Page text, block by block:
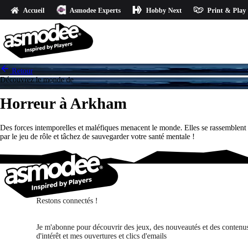
Accueil Asmodee Experts Hobby Next Print & Play
Retour
Découvrez le monde de
Horreur à Arkham
Des forces intemporelles et maléfiques menacent le monde. Elles se
par le jeu de rôle et tâchez de sauvegarder votre santé mentale !
Restons connectés !
Je m'abonne pour découvrir des jeux, des nouveautés et des
d'intérêt et mes ouvertures et clics d'emails